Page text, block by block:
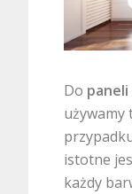
Do paneli
używamy
istotne
każdy